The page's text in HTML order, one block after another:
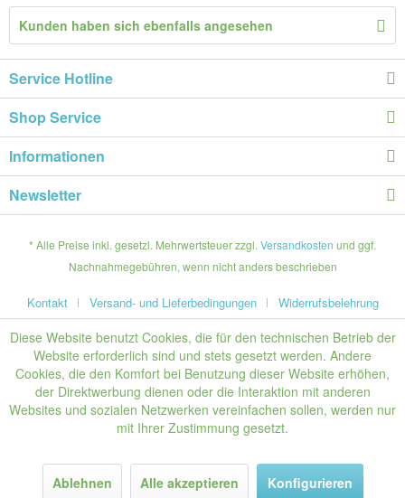
Kunden haben sich ebenfalls angesehen
Service Hotline
Shop Service
Informationen
Newsletter
* Alle Preise inkl. gesetzl. Mehrwertsteuer zzgl. Versandkosten und ggf.
Nachnahmegebühren, wenn nicht anders beschrieben
Kontakt Versand- und Lieferbedingungen Widerrufsbelehrung
Diese Website benutzt Cookies, die für den technischen Betrieb der
Website erforderlich sind und stets gesetzt werden. Andere
Cookies, die den Komfort bei Benutzung dieser Website erhöhen,
der Direktwerbung dienen oder die Interaktion mit anderen
Websites und sozialen Netzwerken vereinfachen sollen, werden nur
mit Ihrer Zustimmung gesetzt.
Ablehnen Alle akzeptieren Konfigurieren